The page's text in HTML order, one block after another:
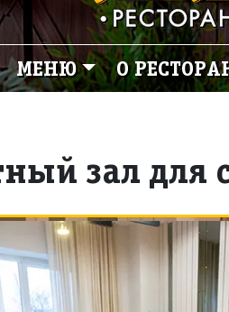
МЕНЮ О
зал для